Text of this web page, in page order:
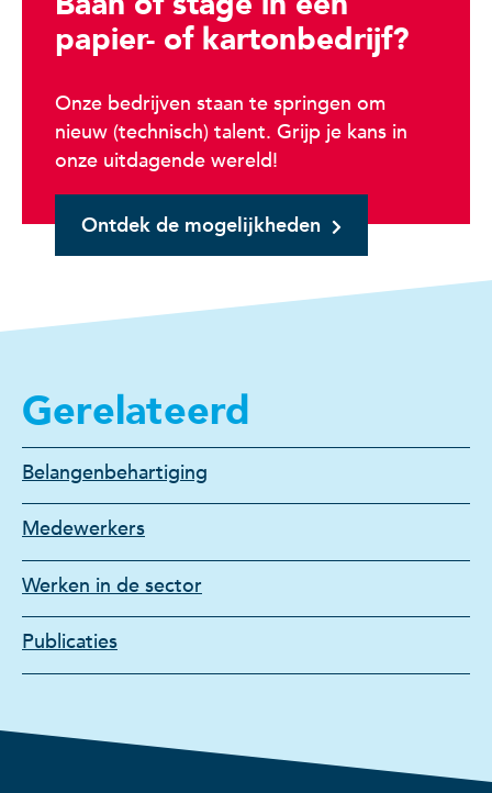
papier- of kartonbedrijf?
Onze bedrijven staan te springen om
nieuw (technisch) talent. Grijp je kans in
onze uitdagende wereld!
Ontdek de mogelijkheden
Gerelateerd
Belangenbehartiging
Medewerkers
Werken in de sector
Publicaties